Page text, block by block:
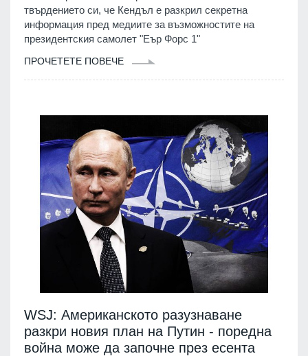
твърдението си, че Кендъл е разкрил секретна
информация пред медиите за възможностите на
президентския самолет "Еър Форс 1"
ПРОЧЕТЕТЕ ПОВЕЧЕ
WSJ: Американското разузнаване
разкри новия план на Путин - поредна
война може да започне през есента